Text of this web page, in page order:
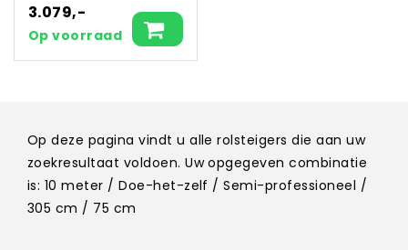
3.079,-
Op voorraad
Op deze pagina vindt u alle rolsteigers die aan uw
zoekresultaat voldoen. Uw opgegeven combinatie
is: 10 meter / Doe-het-zelf / Semi-professioneel /
305 cm / 75 cm